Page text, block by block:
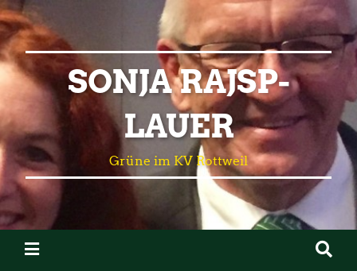
SONJA RAJSP-
LAUER
Grüne im KV Rottweil